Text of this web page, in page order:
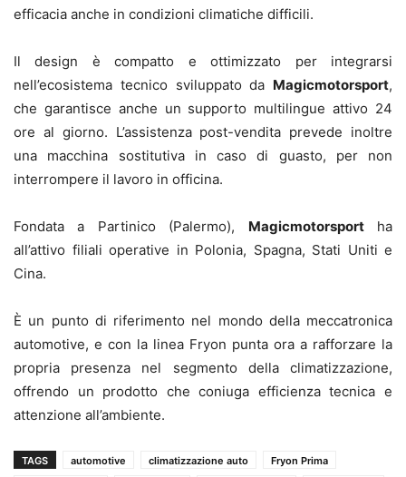
efficacia anche in condizioni climatiche difficili.
Il design è compatto e ottimizzato per integrarsi
nell’ecosistema tecnico sviluppato da Magicmotorsport,
che garantisce anche un supporto multilingue attivo 24
ore al giorno. L’assistenza post-vendita prevede inoltre
una macchina sostitutiva in caso di guasto, per non
interrompere il lavoro in officina.
Fondata a Partinico (Palermo), Magicmotorsportha
all’attivo filiali operative in Polonia, Spagna, Stati Uniti e
Cina.
È un punto di riferimento nel mondo della meccatronica
automotive, e con la linea Fryon punta ora a rafforzare la
propria presenza nel segmento della climatizzazione,
offrendo un prodotto che coniuga efficienza tecnica e
attenzione all’ambiente.
TAGS automotive climatizzazione auto
Fryon Prima